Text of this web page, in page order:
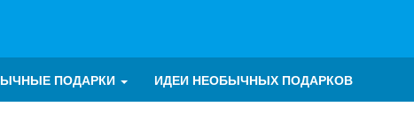
ПОДАРКИ ИДЕИ НЕОБЫЧНЫХ ПОДАРКОВ